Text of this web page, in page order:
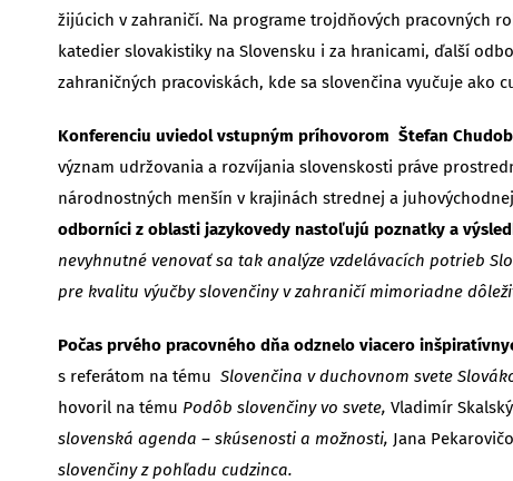
žijúcich v zahraničí. Na programe trojdňových pracovných
katedier slovakistiky na Slovensku i za hranicami, ďalší
zahraničných pracoviskách, kde sa slovenčina vyučuje ako
Konferenciu uviedol vstupným príhovorom Štefan
význam udržovania a rozvíjania slovenskosti práve
národnostných menšín v krajinách strednej a
odborníci z oblasti jazykovedy nastoľujú poznatky a
nevyhnutné venovať sa tak analýze vzdelávacích potrieb
pre kvalitu výučby slovenčiny v zahraničí mimoriadne
Počas prvého pracovného dňa odznelo viacero
s referátom na tému Slovenčina v duchovnom svete
hovoril na tému Podôb slovenčiny vo svete, Vladimír
slovenská agenda – skúsenosti a možnosti, Jana
slovenčiny z pohľadu cudzinca.